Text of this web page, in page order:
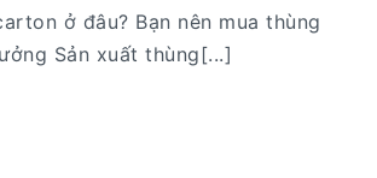
ở đâu? Bạn nên mua thùng
Sản xuất thùng[...]